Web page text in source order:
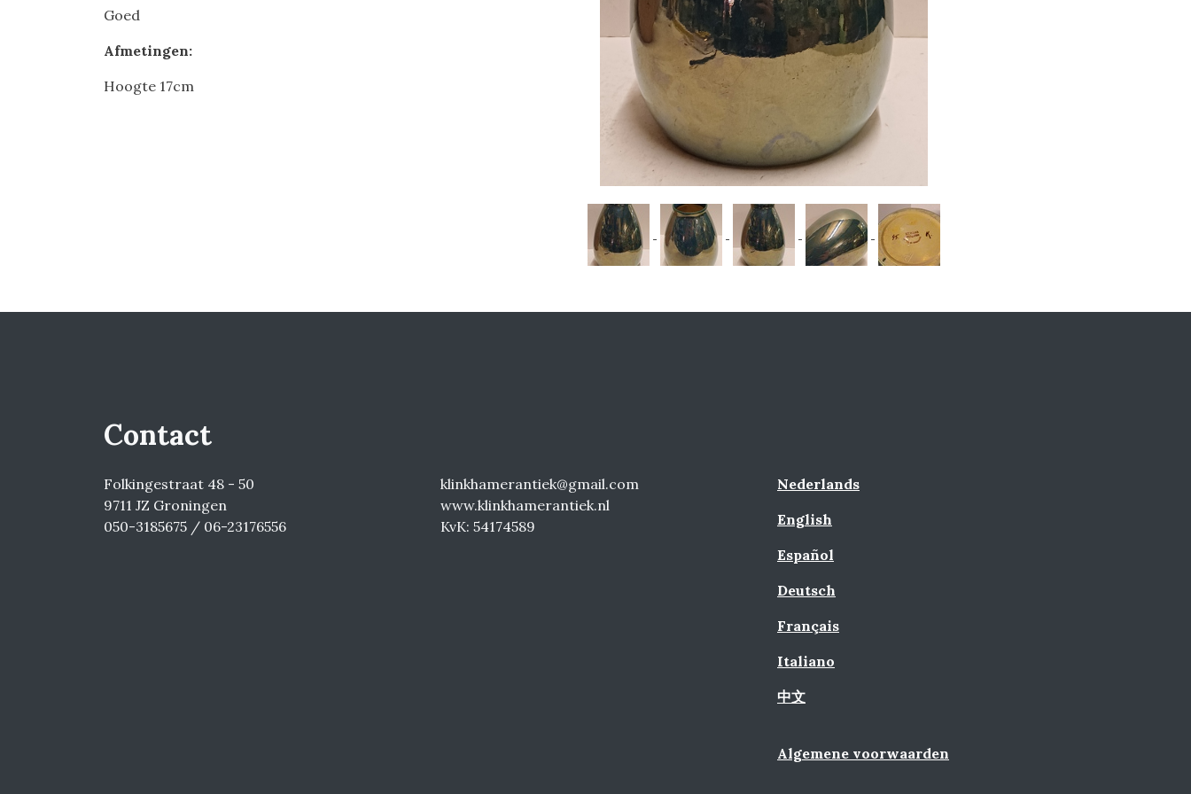
Goed
Afmetingen:
Hoogte 17cm
Contact
Folkingestraat 48 - 50
9711 JZ Groningen
050-3185675 / 06-23176556
klinkhamerantiek@gmail.com
www.klinkhamerantiek.nl
KvK: 54174589
Nederlands
English
Español
Deutsch
Français
Italiano
中文
Algemene voorwaarden